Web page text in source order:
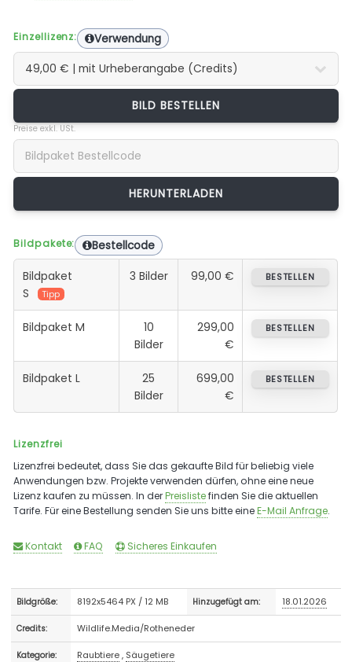
Einzellizenz: Verwendung
BILD BESTELLEN
Preise exkl. USt.
Bildpakete: Bestellcode
Bildpaket
S
Tipp
3 Bilder 99,00 € BESTELLEN
Bildpaket M
10
Bilder
299,00
€
BESTELLEN
Bildpaket L
25
Bilder
699,00
€
BESTELLEN
Lizenzfrei
Lizenzfrei bedeutet, dass Sie das gekaufte Bild für beliebig viele
Anwendungen bzw. Projekte verwenden dürfen, ohne eine neue
Lizenz kaufen zu müssen. In derPreislistefinden Sie die aktuellen
Tarife. Für eine Bestellung senden Sie uns bitte eineE-Mail Anfrage.
Kontakt FAQ Sicheres Einkaufen
Bildgröße: 8192x5464 PX / 12 MB Hinzugefügt am: 18.01.2026
Credits: Wildlife.Media/Rotheneder
Kategorie: Raubtiere, Säugetiere